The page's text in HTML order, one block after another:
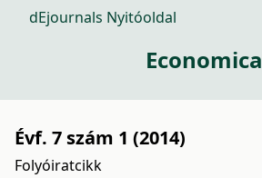
dEjournals Nyitóoldal
Economica
Évf. 7 szám 1 (2014)
Folyóiratcikk